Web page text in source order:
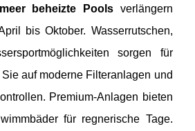
beheizte Poolsverlängern
bis Oktober. Wasserrutschen,
sorgen für
auf moderne Filteranlagen und
Premium-Anlagen bieten
für regnerische Tage.